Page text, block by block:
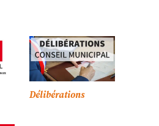
Délibérations